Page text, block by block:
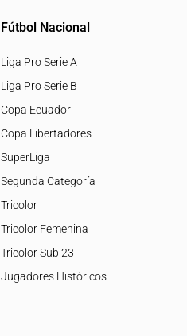
Fútbol Nacional
Liga Pro Serie A
Liga Pro Serie B
Copa Ecuador
Copa Libertadores
SuperLiga
Segunda Categoría
Tricolor
Tricolor Femenina
Tricolor Sub 23
Jugadores Históricos